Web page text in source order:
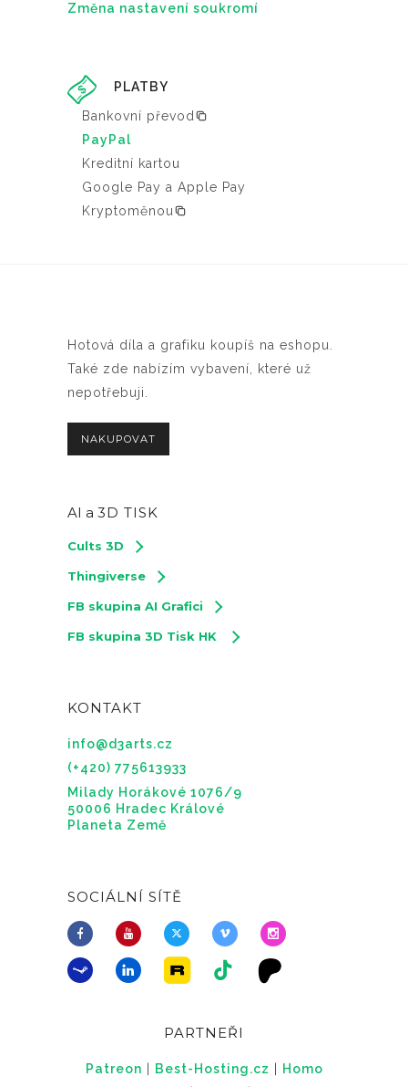
Změna nastavení soukromí
PLATBY
Bankovní převod
PayPal
Kreditní kartou
Google Pay a Apple Pay
Kryptoměnou
Hotová díla a grafiku koupíš na eshopu.
Také zde nabízím vybavení, které už
nepotřebuji.
NAKUPOVAT
AI a 3D TISK
Cults 3D
Thingiverse
FB skupina AI Grafici
FB skupina 3D Tisk HK
KONTAKT
info@d3arts.cz
(+420) 775613933
Milady Horákové 1076/9
50006 Hradec Králové
Planeta Země
SOCIÁLNÍ SÍTĚ
PARTNEŘI
Patreon Best-Hosting.cz
Homo